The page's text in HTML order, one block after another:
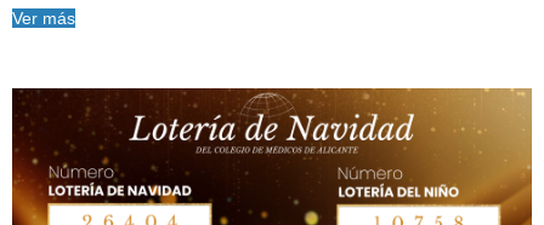
Ver más